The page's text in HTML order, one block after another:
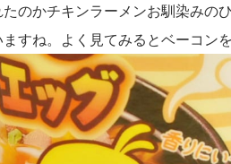
のかチキンラーメンお馴染みの
すね。よく見てみるとベーコン